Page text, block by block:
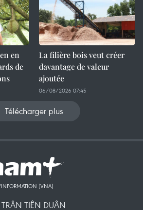
en
de
La filière bois veut créer
davantage de valeur
ajoutée
06/08/2026 07:45
Télécharger plus
(VNA)
TIÊN DUÂN